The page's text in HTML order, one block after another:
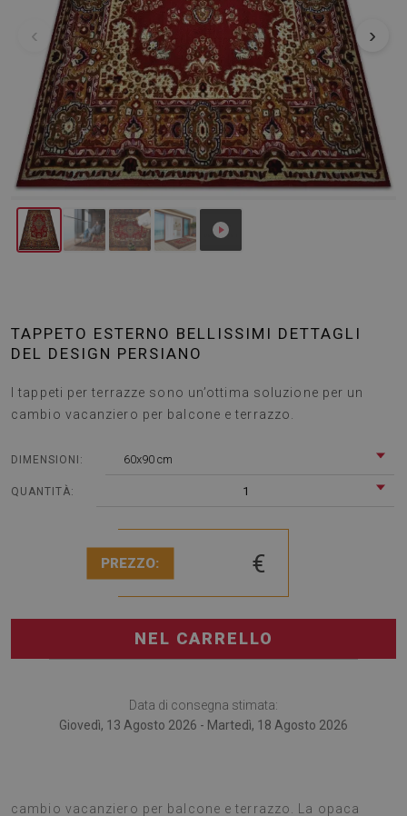
‹ ›
TAPPETO ESTERNO BELLISSIMI DETTAGLI
DEL DESIGN PERSIANO
I tappeti per terrazze sono un’ottima soluzione per un
cambio vacanziero per balcone e terrazzo.
DIMENSIONI: 60x90 cm
QUANTITÀ: 1
PREZZO: €
NEL CARRELLO
Data di consegna stimata:
Giovedì, 13 Agosto 2026 - Martedì, 18 Agosto 2026
cambio vacanziero per balcone e terrazzo. La opaca